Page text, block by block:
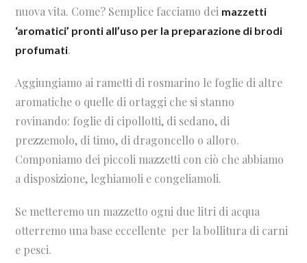
nuova vita. Come? Semplice facciamo dei mazzetti
‘aromatici’ pronti all’uso per la preparazione di brodi
profumati.
Aggiungiamo ai rametti di rosmarino le foglie di altre
aromatiche o quelle di ortaggi che si stanno
rovinando: foglie di cipollotti, di sedano, di
prezzemolo, di timo, di dragoncello o alloro.
Componiamo dei piccoli mazzetti con ciò che abbiamo
a disposizione, leghiamoli e congeliamoli.
Se metteremo un mazzetto ogni due litri di acqua
otterremo una base eccellente per la bollitura di carni
e pesci.